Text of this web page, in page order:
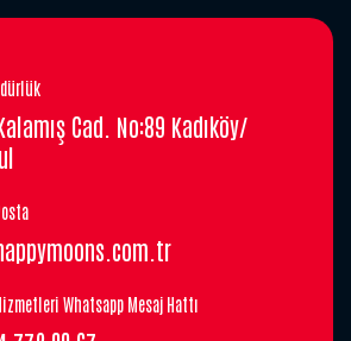
Cad. No:89 Kadıköy/
Whatsapp Mesaj Hattı